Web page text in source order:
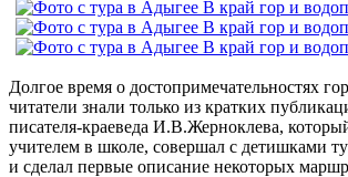
Долгое время о достопримечательностях
читатели знали только из кратких
писателя-краеведа И.В.Жерноклева,
учителем в школе, совершал с детишками
и сделал первые описание некоторых